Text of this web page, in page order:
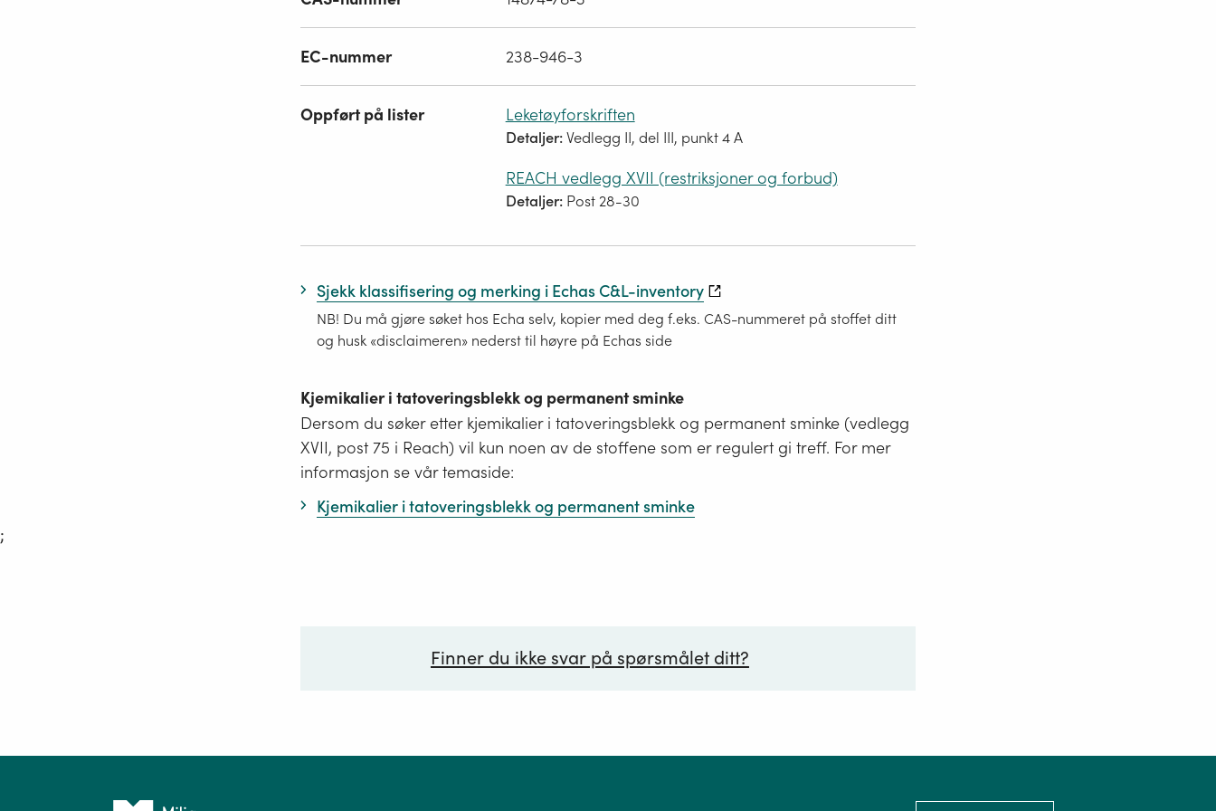
EC-nummer 238-946-3
Oppført på lister Leketøyforskriften
Detaljer:Vedlegg II, del III, punkt 4 A
REACH vedlegg XVII (restriksjoner og forbud)
Detaljer: Post 28-30
Sjekk klassifisering og merking i Echas C&L-inventory
NB! Du må gjøre søket hos Echa selv, kopier med deg f.eks. CAS-nummeret på stoffet ditt
og husk «disclaimeren» nederst til høyre på Echas side
Kjemikalier i tatoveringsblekk og permanent sminke
Dersom du søker etter kjemikalier i tatoveringsblekk og permanent sminke (vedlegg
XVII, post 75 i Reach) vil kun noen av de stoffene som er regulert gi treff. For mer
informasjon se vår temaside:
Kjemikalier i tatoveringsblekk og permanent sminke
;
Finner du ikke svar på spørsmålet ditt?